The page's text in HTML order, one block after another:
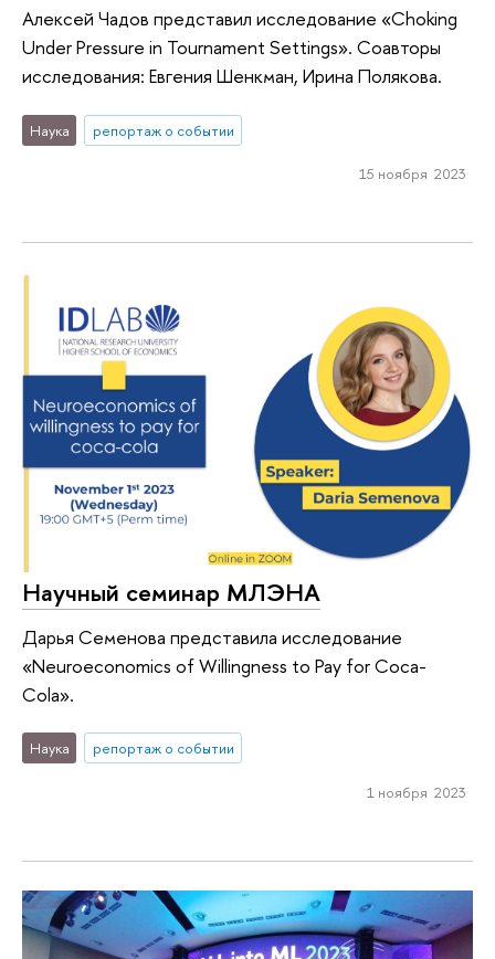
Алексей Чадов представил исследование «Choking
Under Pressure in Tournament Settings». Соавторы
исследования: Евгения Шенкман, Ирина Полякова.
Наука репортаж о событии
15 ноября 2023
Научный семинар МЛЭНА
Дарья Семенова представила исследование
«Neuroeconomics of Willingness to Pay for Coca-
Cola».
Наука репортаж о событии
1 ноября 2023